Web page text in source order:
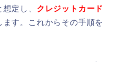
定し、 クレジットカード
ます。これからその手順を